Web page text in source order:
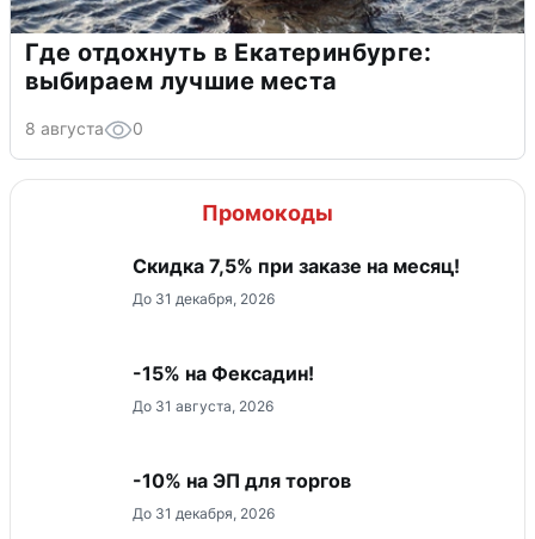
Где отдохнуть в Екатеринбурге:
выбираем лучшие места
8 августа 0
Промокоды
Скидка 7,5% при заказе на месяц!
До 31 декабря, 2026
-15% на Фексадин!
До 31 августа, 2026
-10% на ЭП для торгов
До 31 декабря, 2026